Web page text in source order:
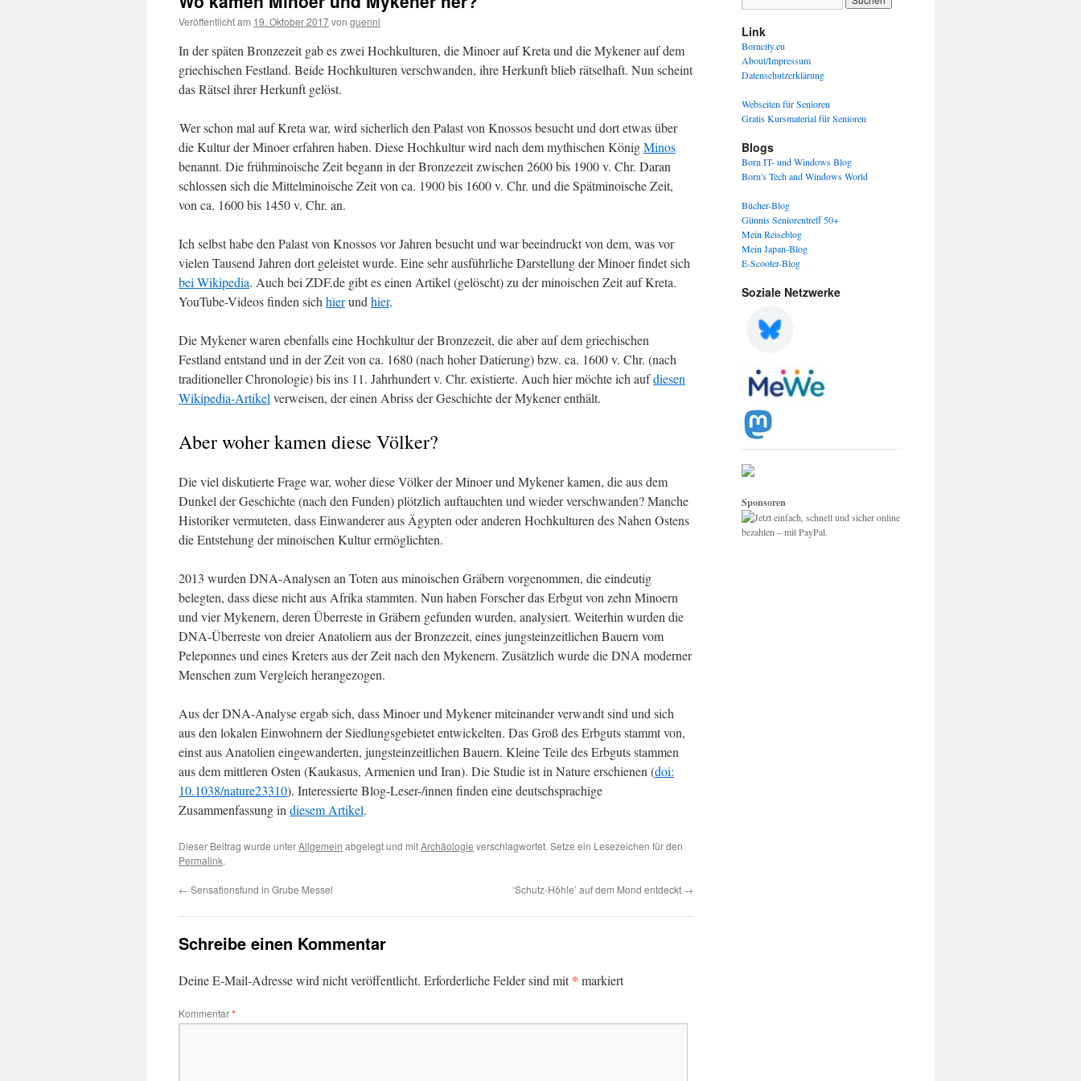
Veröffentlicht am 19. Oktober 2017von guenni
In der späten Bronzezeit gab es zwei Hochkulturen, die Minoer auf Kreta und die Mykener auf dem
griechischen Festland. Beide Hochkulturen verschwanden, ihre Herkunft blieb rätselhaft. Nun scheint
das Rätsel ihrer Herkunft gelöst.
Wer schon mal auf Kreta war, wird sicherlich den Palast von Knossos besucht und dort etwas über
die Kultur der Minoer erfahren haben. Diese Hochkultur wird nach dem mythischen KönigMinos
benannt. Die frühminoische Zeit begann in der Bronzezeit zwischen 2600 bis 1900 v. Chr. Daran
schlossen sich die Mittelminoische Zeit von ca. 1900 bis 1600 v. Chr. und die Spätminoische Zeit,
von ca. 1600 bis 1450 v. Chr. an.
Ich selbst habe den Palast von Knossos vor Jahren besucht und war beeindruckt von dem, was vor
vielen Tausend Jahren dort geleistet wurde. Eine sehr ausführliche Darstellung der Minoer findet sich
bei Wikipedia. Auch bei ZDF.de gibt es einen Artikel (gelöscht) zu der minoischen Zeit auf Kreta.
YouTube-Videos finden sich hierund hier.
Die Mykener waren ebenfalls eine Hochkultur der Bronzezeit, die aber auf dem griechischen
Festland entstand und in der Zeit von ca. 1680 (nach hoher Datierung) bzw. ca. 1600 v. Chr. (nach
traditioneller Chronologie) bis ins 11. Jahrhundert v. Chr. existierte. Auch hier möchte ich aufdiesen
Wikipedia-Artikel verweisen, der einen Abriss der Geschichte der Mykener enthält.
Aber woher kamen diese Völker?
Die viel diskutierte Frage war, woher diese Völker der Minoer und Mykener kamen, die aus dem
Dunkel der Geschichte (nach den Funden) plötzlich auftauchten und wieder verschwanden? Manche
Historiker vermuteten, dass Einwanderer aus Ägypten oder anderen Hochkulturen des Nahen Ostens
die Entstehung der minoischen Kultur ermöglichten.
2013 wurden DNA-Analysen an Toten aus minoischen Gräbern vorgenommen, die eindeutig
belegten, dass diese nicht aus Afrika stammten. Nun haben Forscher das Erbgut von zehn Minoern
und vier Mykenern, deren Überreste in Gräbern gefunden wurden, analysiert. Weiterhin wurden die
DNA-Überreste von dreier Anatoliern aus der Bronzezeit, eines jungsteinzeitlichen Bauern vom
Peleponnes und eines Kreters aus der Zeit nach den Mykenern. Zusätzlich wurde die DNA moderner
Menschen zum Vergleich herangezogen.
Aus der DNA-Analyse ergab sich, dass Minoer und Mykener miteinander verwandt sind und sich
aus den lokalen Einwohnern der Siedlungsgebietet entwickelten. Das Groß des Erbguts stammt von,
einst aus Anatolien eingewanderten, jungsteinzeitlichen Bauern. Kleine Teile des Erbguts stammen
aus dem mittleren Osten (Kaukasus, Armenien und Iran). Die Studie ist in Nature erschienen (doi:
10.1038/nature23310). Interessierte Blog-Leser-/innen finden eine deutschsprachige
Zusammenfassung in diesem Artikel.
Dieser Beitrag wurde unterAllgemein abgelegt und mitArchäologie verschlagwortet. Setze ein Lesezeichen für den
Permalink.
← Sensationsfund in Grube Messel ‘Schutz-Höhle’ auf dem Mond entdeckt →
Schreibe einen Kommentar
Deine E-Mail-Adresse wird nicht veröffentlicht. Erforderliche Felder sind mit* markiert
Kommentar*
Link
Borncity.eu
About/Impressum
Datenschutzerklärung
Webseiten für Senioren
Gratis Kursmaterial für Senioren
Blogs
Born IT- und Windows Blog
Born's Tech and Windows World
Bücher-Blog
Günnis Seniorentreff 50+
Mein Reiseblog
Mein Japan-Blog
E-Scooter-Blog
Soziale Netzwerke
Sponsoren